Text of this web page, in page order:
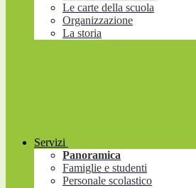
Le carte della scuola
Organizzazione
La storia
Servizi
Panoramica
Famiglie e studenti
Personale scolastico